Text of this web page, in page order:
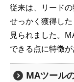
従来は、リードの
せっかく獲得し
見られました。
できる点に特徴が
MAツール